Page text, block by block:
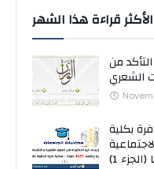
الأكثر قراءة هذا الشهر
من
الشعري
بكلية